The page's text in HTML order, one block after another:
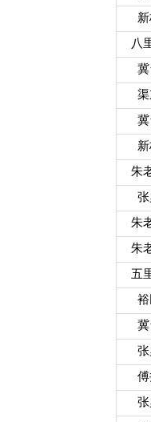
八
朱
朱
朱
五